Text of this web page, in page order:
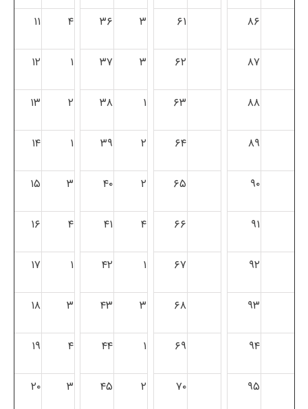
۸۶ ۶۱ ۳ ۳۶ ۴ ۱۱
۸۷ ۶۲ ۳ ۳۷ ۱ ۱۲
۸۸ ۶۳ ۱ ۳۸ ۲ ۱۳
۸۹ ۶۴ ۲ ۳۹ ۱ ۱۴
۹۰ ۶۵ ۲ ۴۰ ۳ ۱۵
۹۱ ۶۶ ۴ ۴۱ ۴ ۱۶
۹۲ ۶۷ ۱ ۴۲ ۱ ۱۷
۹۳ ۶۸ ۳ ۴۳ ۳ ۱۸
۹۴ ۶۹ ۱ ۴۴ ۴ ۱۹
۹۵ ۷۰ ۲ ۴۵ ۳ ۲۰